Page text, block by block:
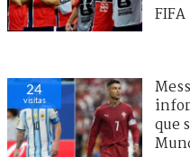
FIFA
24
visitas
que